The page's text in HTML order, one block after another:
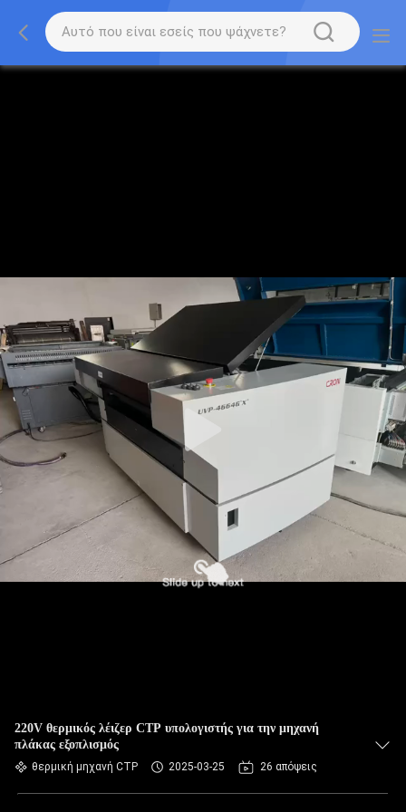
220V θερμικός λέιζερ CTP υπολογιστής για την μηχανή
πλάκας εξοπλισμός
θερμική μηχανή CTP 2025-03-25 26 απόψεις